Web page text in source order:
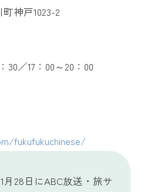
神戸1023-2
30／17：00～20：00
fukufukuchinese/
28日にABC放送・旅サ